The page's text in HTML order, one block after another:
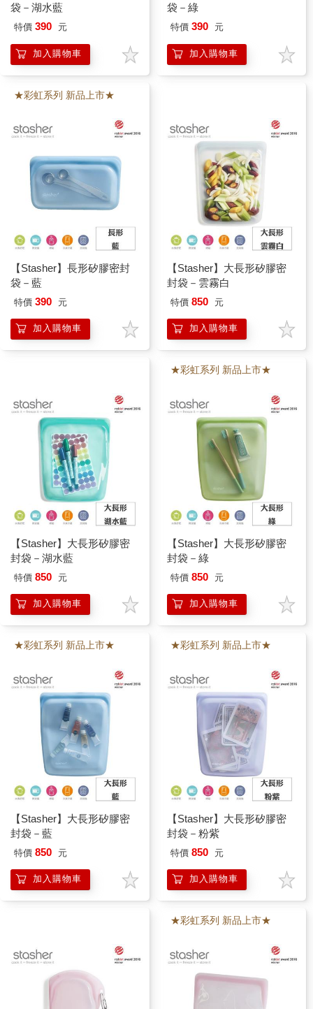
袋－湖水藍
特價 390 元
加入購物車
袋－綠
特價 390 元
加入購物車
★彩虹系列 新品上市★
【Stasher】長形矽膠密封
袋－藍
特價 390 元
加入購物車
【Stasher】大長形矽膠密
封袋－雲霧白
特價 850 元
加入購物車
【Stasher】大長形矽膠密
封袋－湖水藍
特價 850 元
加入購物車
★彩虹系列 新品上市★
【Stasher】大長形矽膠密
封袋－綠
特價 850 元
加入購物車
★彩虹系列 新品上市★
【Stasher】大長形矽膠密
封袋－藍
特價 850 元
加入購物車
★彩虹系列 新品上市★
【Stasher】大長形矽膠密
封袋－粉紫
特價 850 元
加入購物車
★彩虹系列 新品上市★